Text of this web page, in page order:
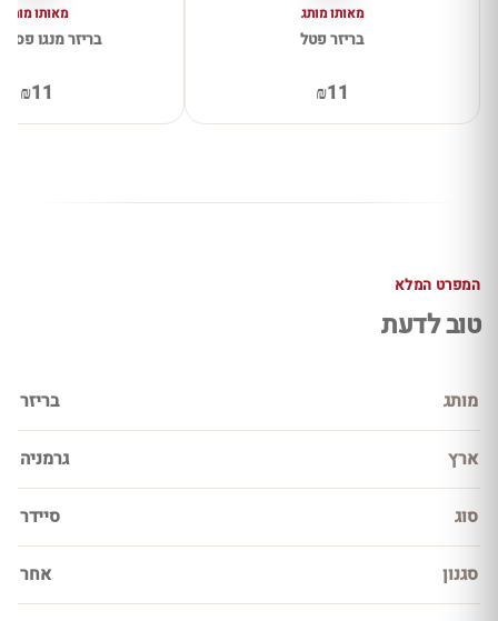
מאותו מותג
בריזר פטל
₪11
מאותו מותג
בריזר מנגו
₪11
המפרט המלא
טוב לדעת
מותג בריזר
ארץ גרמניה
סוג סיידר
סגנון אחר